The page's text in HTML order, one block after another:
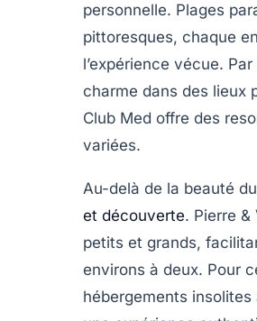
personnelle. Plages
pittoresques, chaque
l’expérience vécue.
charme dans des lieux
Club Med offre des
variées.
Au-delà de la beauté
et découverte. Pierre
petits et grands,
environs à deux. Pour
hébergements